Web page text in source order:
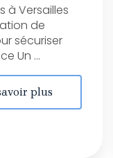
à Versailles
de
sécuriser
Un ...
plus